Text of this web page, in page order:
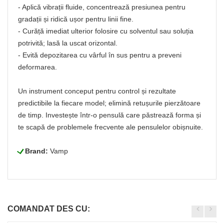
- Aplică vibrații fluide, concentrează presiunea pentru
gradații și ridică ușor pentru linii fine.
- Curăță imediat ulterior folosire cu solventul sau soluția
potrivită; lasă la uscat orizontal.
- Evită depozitarea cu vârful în sus pentru a preveni
deformarea.
Un instrument conceput pentru control și rezultate
predictibile la fiecare model; elimină retușurile pierzătoare
de timp. Investește într-o pensulă care păstrează forma și
te scapă de problemele frecvente ale pensulelor obișnuite.
LBrand: Vamp
COMANDAT DES CU: